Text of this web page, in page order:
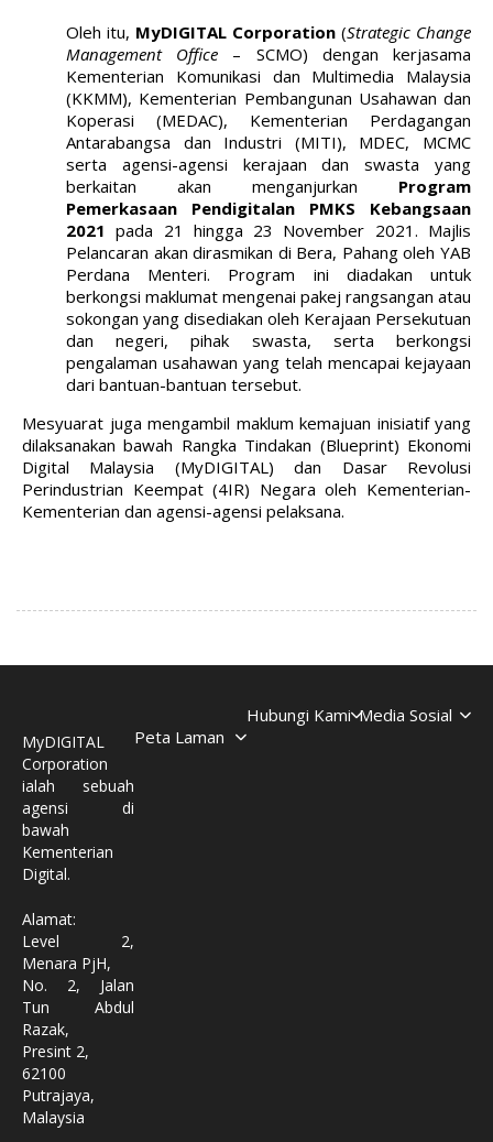
Oleh itu, MyDIGITAL Corporation (Strategic Change
Management Office – SCMO) dengan kerjasama
Kementerian Komunikasi dan Multimedia Malaysia
(KKMM), Kementerian Pembangunan Usahawan dan
Koperasi (MEDAC), Kementerian Perdagangan
Antarabangsa dan Industri (MITI), MDEC, MCMC
serta agensi-agensi kerajaan dan swasta yang
berkaitan akan menganjurkan Program
Pemerkasaan Pendigitalan PMKS Kebangsaan
2021 pada 21 hingga 23 November 2021. Majlis
Pelancaran akan dirasmikan di Bera, Pahang oleh YAB
Perdana Menteri. Program ini diadakan untuk
berkongsi maklumat mengenai pakej rangsangan atau
sokongan yang disediakan oleh Kerajaan Persekutuan
dan negeri, pihak swasta, serta berkongsi
pengalaman usahawan yang telah mencapai kejayaan
dari bantuan-bantuan tersebut.
Mesyuarat juga mengambil maklum kemajuan inisiatif yang
dilaksanakan bawah Rangka Tindakan (Blueprint) Ekonomi
Digital Malaysia (MyDIGITAL) dan Dasar Revolusi
Perindustrian Keempat (4IR) Negara oleh Kementerian-
Kementerian dan agensi-agensi pelaksana.
MyDIGITAL
Corporation
ialah sebuah
agensi di
bawah
Kementerian
Digital.
Alamat:
Level 2,
Menara PjH,
No. 2, Jalan
Tun Abdul
Razak,
Presint 2,
62100
Putrajaya,
Malaysia
Peta Laman
Hubungi Kami Media Sosial